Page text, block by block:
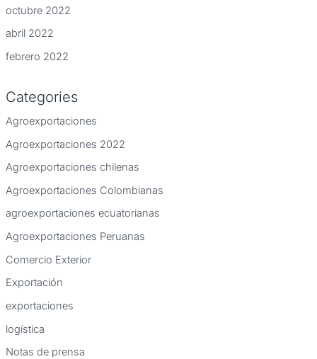
octubre 2022
abril 2022
febrero 2022
Categories
Agroexportaciones
Agroexportaciones 2022
Agroexportaciones chilenas
Agroexportaciones Colombianas
agroexportaciones ecuatorianas
Agroexportaciones Peruanas
Comercio Exterior
Exportación
exportaciones
logística
Notas de prensa